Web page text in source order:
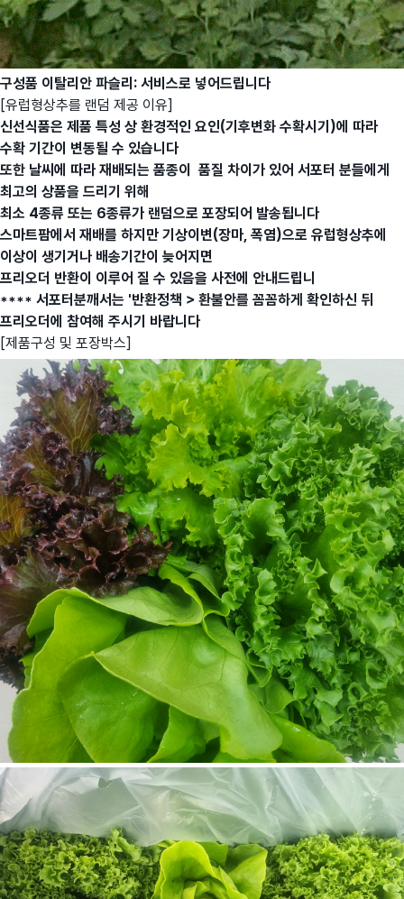
구성품 이탈리안 파슬리: 서비스로 넣어드립니다
[유럽형상추를 랜덤 제공 이유]
신선식품은 제품 특성 상 환경적인 요인(기후변화 수확시기)에 따라
수확 기간이 변동될 수 있습니다
또한 날씨에 따라 재배되는 품종이 품질 차이가 있어 서포터 분들에게
최고의 상품을 드리기 위해
최소 4종류 또는 6종류가 랜덤으로 포장되어 발송됩니다
스마트팜에서 재배를 하지만 기상이변(장마, 폭염)으로 유럽형상추에
이상이 생기거나 배송기간이 늦어지면
프리오더 반환이 이루어 질 수 있음을 사전에 안내드립니
**** 서포터분깨서는 '반환정책 > 환불안를 꼼꼼하게 확인하신 뒤
프리오더에 참여해 주시기 바랍니다
[제품구성 및 포장박스]